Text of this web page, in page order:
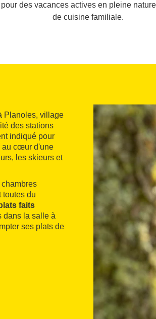
des vacances actives en pleine
de cuisine familiale.
Planoles, village
des stations
indiqué pour
au cœur d'une
les skieurs et
toutes du
faits
dans la salle à
ses plats de